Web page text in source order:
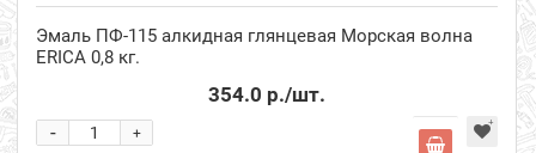
Эмаль ПФ-115 алкидная глянцевая Морская волна
ERICA 0,8 кг.
354.0 р./шт.
+
-